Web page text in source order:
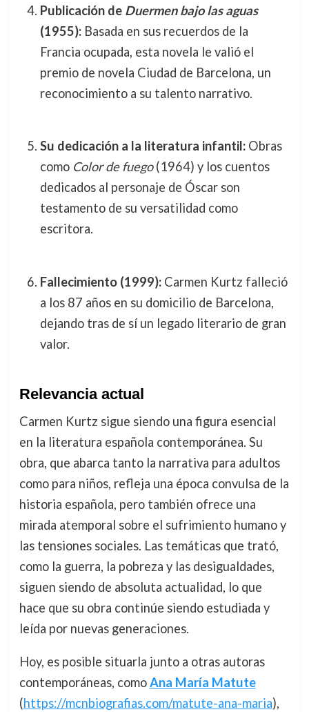
Publicación de Duermen bajo las aguas
(1955):Basada en sus recuerdos de la
Francia ocupada, esta novela le valió el
premio de novela Ciudad de Barcelona, un
reconocimiento a su talento narrativo.
Su dedicación a la literatura infantil:Obras
como Color de fuego(1964) y los cuentos
dedicados al personaje de Óscar son
testamento de su versatilidad como
escritora.
Fallecimiento (1999):Carmen Kurtz falleció
a los 87 años en su domicilio de Barcelona,
dejando tras de sí un legado literario de gran
valor.
Relevancia actual
Carmen Kurtz sigue siendo una figura esencial
en la literatura española contemporánea. Su
obra, que abarca tanto la narrativa para adultos
como para niños, refleja una época convulsa de la
historia española, pero también ofrece una
mirada atemporal sobre el sufrimiento humano y
las tensiones sociales. Las temáticas que trató,
como la guerra, la pobreza y las desigualdades,
siguen siendo de absoluta actualidad, lo que
hace que su obra continúe siendo estudiada y
leída por nuevas generaciones.
Hoy, es posible situarla junto a otras autoras
contemporáneas, comoAna María Matute
(https://mcnbiografias.com/matute-ana-maria),